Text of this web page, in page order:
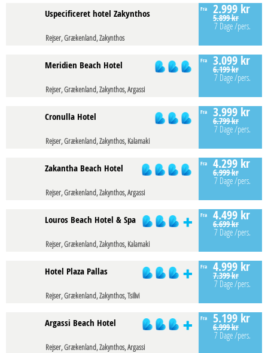
Fra 2.999 kr
5.899 kr
7 Dage/pers.
Uspecificeret hotel Zakynthos
Rejser, Grækenland, Zakynthos
Fra 3.099 kr
6.199 kr
7 Dage/pers.
Meridien Beach Hotel
Rejser, Grækenland, Zakynthos, Argassi
Fra 3.999 kr
6.799 kr
7 Dage/pers.
Cronulla Hotel
Rejser, Grækenland, Zakynthos, Kalamaki
Fra 4.299 kr
6.999 kr
7 Dage/pers.
Zakantha Beach Hotel
Rejser, Grækenland, Zakynthos, Argassi
Fra 4.499 kr
6.699 kr
7 Dage/pers.
Louros Beach Hotel & Spa
Rejser, Grækenland, Zakynthos, Kalamaki
Fra 4.999 kr
7.399 kr
7 Dage/pers.
Hotel Plaza Pallas
Rejser, Grækenland, Zakynthos, Tsilivi
Fra 5.199 kr
6.999 kr
7 Dage/pers.
Argassi Beach Hotel
Rejser, Grækenland, Zakynthos, Argassi